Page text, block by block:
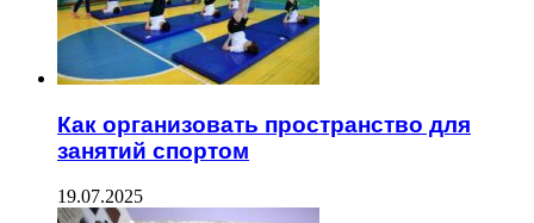
Как организовать пространство для
занятий спортом
19.07.2025